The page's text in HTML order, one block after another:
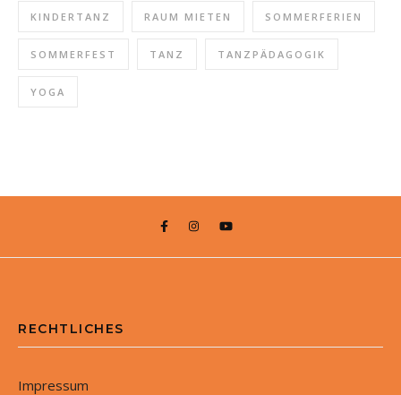
KINDERTANZ RAUM MIETEN SOMMERFERIEN
SOMMERFEST TANZ TANZPÄDAGOGIK
YOGA
RECHTLICHES
Impressum